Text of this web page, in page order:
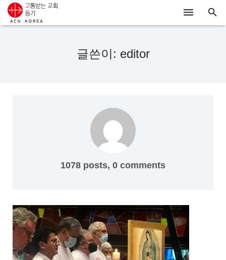
후원하기
글쓴이: editor
1078 posts, 0 comments